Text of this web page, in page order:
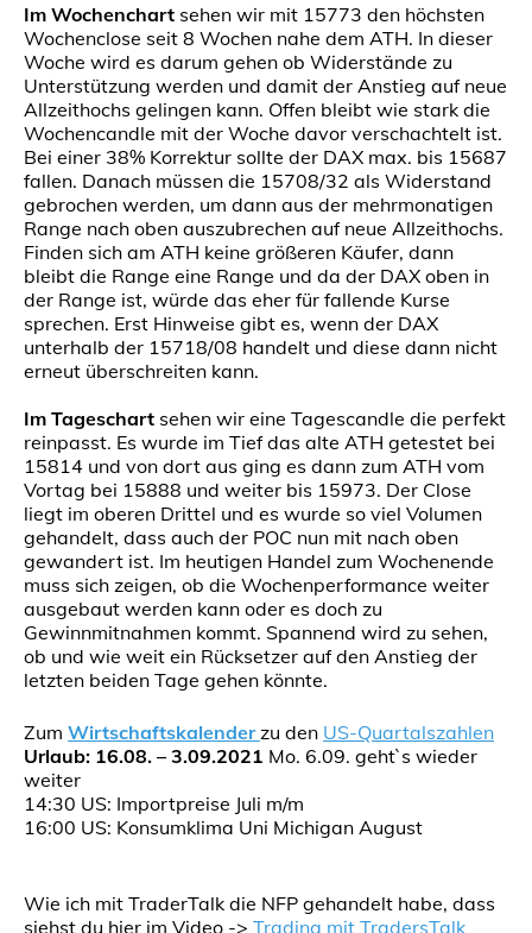
Im Wochenchart sehen wir mit 15773 den höchsten
Wochenclose seit 8 Wochen nahe dem ATH. In dieser
Woche wird es darum gehen ob Widerstände zu
Unterstützung werden und damit der Anstieg auf neue
Allzeithochs gelingen kann. Offen bleibt wie stark die
Wochencandle mit der Woche davor verschachtelt ist.
Bei einer 38% Korrektur sollte der DAX max. bis 15687
fallen. Danach müssen die 15708/32 als Widerstand
gebrochen werden, um dann aus der mehrmonatigen
Range nach oben auszubrechen auf neue Allzeithochs.
Finden sich am ATH keine größeren Käufer, dann
bleibt die Range eine Range und da der DAX oben in
der Range ist, würde das eher für fallende Kurse
sprechen. Erst Hinweise gibt es, wenn der DAX
unterhalb der 15718/08 handelt und diese dann nicht
erneut überschreiten kann.
Im Tageschart sehen wir eine Tagescandle die perfekt
reinpasst. Es wurde im Tief das alte ATH getestet bei
15814 und von dort aus ging es dann zum ATH vom
Vortag bei 15888 und weiter bis 15973. Der Close
liegt im oberen Drittel und es wurde so viel Volumen
gehandelt, dass auch der POC nun mit nach oben
gewandert ist. Im heutigen Handel zum Wochenende
muss sich zeigen, ob die Wochenperformance weiter
ausgebaut werden kann oder es doch zu
Gewinnmitnahmen kommt. Spannend wird zu sehen,
ob und wie weit ein Rücksetzer auf den Anstieg der
letzten beiden Tage gehen könnte.
Zum Wirtschaftskalender zu den US-Quartalszahlen
Urlaub: 16.08. – 3.09.2021 Mo. 6.09. geht`s wieder
weiter
14:30 US: Importpreise Juli m/m
16:00 US: Konsumklima Uni Michigan August
Wie ich mit TraderTalk die NFP gehandelt habe, dass
siehst du hier im Video -> Trading mit TradersTalk